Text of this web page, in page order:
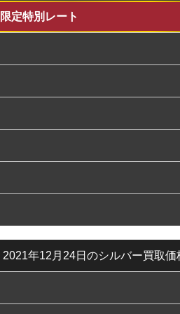
定特別レート
2021年12月24日のシルバー買取価